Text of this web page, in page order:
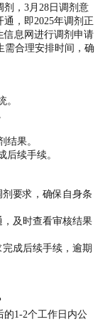
剂，3月28日调剂意
，即2025年调剂正
信息网进行调剂申请
需合理安排时间，确
果。
续手续。
要求，确保自身条
及时查看审核结果
成后续手续，逾期
1-2个工作日内公